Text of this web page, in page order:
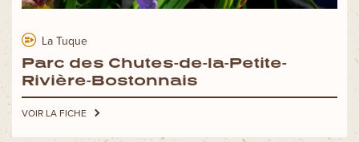
La Tuque
Parc des Chutes-de-la-Petite-
Rivière-Bostonnais
VOIR LA FICHE